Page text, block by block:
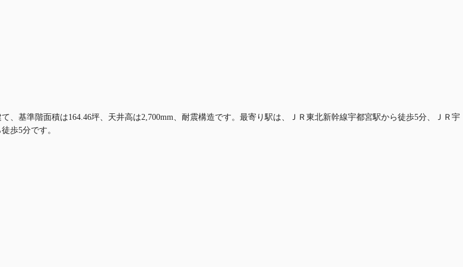
基準階面積は164.46坪、天井高は2,700mm、耐震構造です。最寄り駅は、ＪＲ東北新幹線宇都宮駅から徒歩5分、ＪＲ宇
歩5分です。